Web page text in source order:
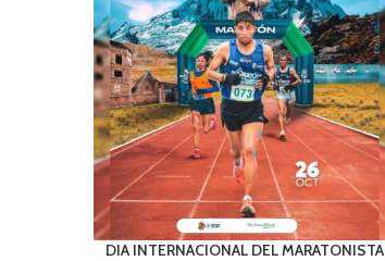
DIA INTERNACIONAL DEL MARATONISTA